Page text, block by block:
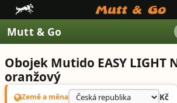
Mutt & Go
Obojek Mutido EASY LIGHT
oranžový
Země a měna Kč